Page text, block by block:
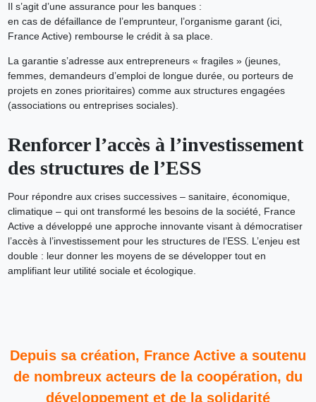
Il s’agit d’une assurance pour les banques :
en cas de défaillance de l’emprunteur, l’organisme garant (ici,
France Active) rembourse le crédit à sa place.
La garantie s’adresse aux entrepreneurs « fragiles » (jeunes,
femmes, demandeurs d’emploi de longue durée, ou porteurs de
projets en zones prioritaires) comme aux structures engagées
(associations ou entreprises sociales).
Renforcer l’accès à l’investissement
des structures de l’ESS
Pour répondre aux crises successives – sanitaire, économique,
climatique – qui ont transformé les besoins de la société, France
Active a développé une approche innovante visant à démocratiser
l’accès à l’investissement pour les structures de l’ESS. L’enjeu est
double : leur donner les moyens de se développer tout en
amplifiant leur utilité sociale et écologique.
Depuis sa création, France Active a soutenu
de nombreux acteurs de la coopération, du
développement et de la solidarité